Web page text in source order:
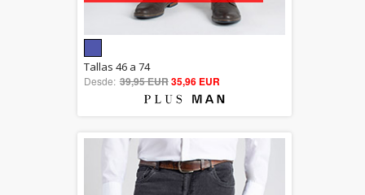
out of 5
Tallas 46 a 74
Desde: 39,95 EUR35,96 EUR